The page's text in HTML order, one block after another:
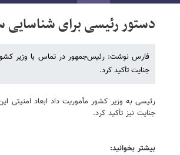
دستور رئیسی برای شناسایی
فارس نوشت: رئیس‌جمهور در تماس‌ با وزیر
جنایت تأکید کرد.
رئیسی به وزیر کشور مأموریت داد ابعاد
جنایت نیز تأکید کرد.
بیشتر بخوانید: